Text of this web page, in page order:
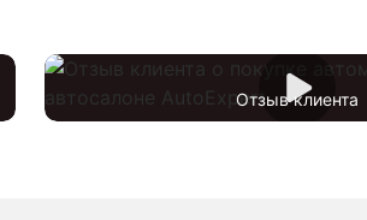
Отзыв клиента